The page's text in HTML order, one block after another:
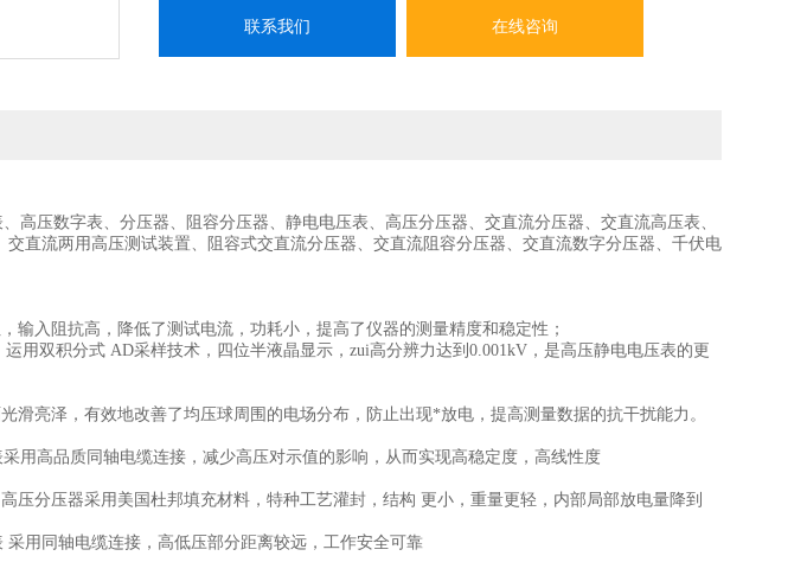
联系我们 在线咨询
高压数字表、分压器、阻容分压器、静电电压表、高压分压器、交直流分压器、交直流高压表、
直流两用高压测试装置、阻容式交直流分压器、交直流阻容分压器、交直流数字分压器、千伏电
输入阻抗高，降低了测试电流，功耗小，提高了仪器的测量精度和稳定性；
用双积分式 AD采样技术，四位半液晶显示，zui高分辨力达到0.001kV，是高压静电电压表的更
滑亮泽，有效地改善了均压球周围的电场分布，防止出现*放电，提高测量数据的抗干扰能力。
高品质同轴电缆连接，减少高压对示值的影响，从而实现高稳定度，高线性度
压分压器采用美国杜邦填充材料，特种工艺灌封，结构 更小，重量更轻，内部局部放电量降到
用同轴电缆连接，高低压部分距离较远，工作安全可靠